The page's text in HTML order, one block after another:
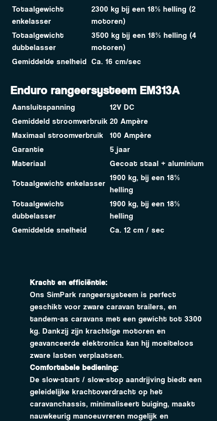
Totaalgewicht
enkelasser
2300 kg bij een 18% helling (2
motoren)
Totaalgewicht
dubbelasser
3500 kg bij een 18% helling (4
motoren)
Gemiddelde snelheid
Ca. 16 cm/sec
Enduro rangeersysteem EM313A
Aansluitspanning
12V DC
Gemiddeld stroomverbruik 20 Ampère
Maximaal stroomverbruik
100 Ampère
Garantie
5 jaar
Materiaal
Gecoat staal + aluminium
Totaalgewicht enkelasser
1900 kg, bij een 18%
helling
Totaalgewicht
dubbelasser
1900 kg, bij een 18%
helling
Gemiddelde snelheid
Ca. 12 cm / sec
Kracht en efficiëntie:
Ons SimPark rangeersysteem is perfect
geschikt voor zware caravan trailers, en
tandem-as caravans met een gewicht tot 3300
kg. Dankzij zijn krachtige motoren en
geavanceerde elektronica kan hij moeiteloos
zware lasten verplaatsen.
Comfortabele bediening:
De slow-start / slow-stop aandrijving biedt een
geleidelijke krachtoverdracht op het
caravanchassis, minimaliseert buiging, maakt
nauwkeurig manoeuvreren mogelijk en